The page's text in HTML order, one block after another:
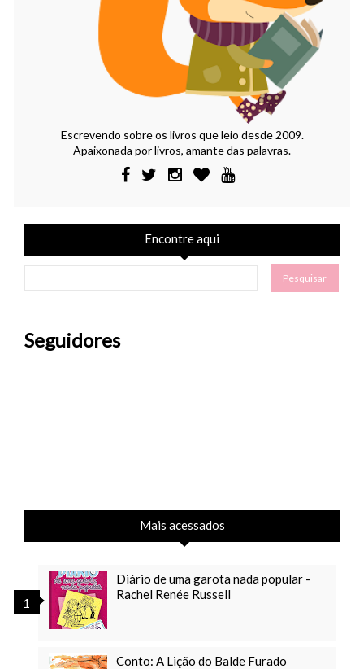
Escrevendo sobre os livros que leio desde 2009.
Apaixonada por livros, amante das palavras.
Encontre aqui
Seguidores
Mais acessados
Diário de uma garota nada popular -
Rachel Renée Russell
Conto: A Lição do Balde Furado